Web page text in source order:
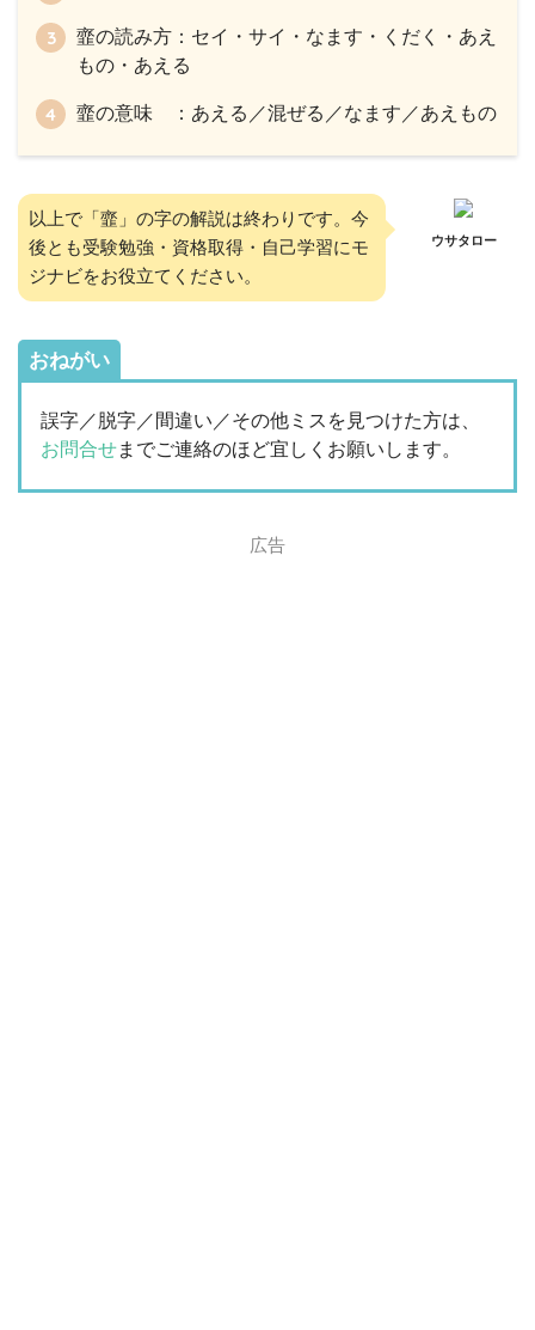
韲の読み方：セイ・サイ・なます・くだく・あえ
もの・あえる
韲の意味 ：あえる／混ぜる／なます／あえもの
以上で「韲」の字の解説は終わりです。今
後とも受験勉強・資格取得・自己学習にモ
ジナビをお役立てください。
ウサタロー
おねがい
誤字／脱字／間違い／その他ミスを見つけた方は、
お問合せまでご連絡のほど宜しくお願いします。
広告